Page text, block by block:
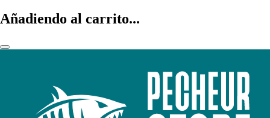
Añadiendo al carrito...